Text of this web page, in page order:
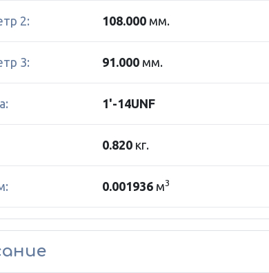
2: 108.000 мм.
3: 91.000 мм.
1'-14UNF
0.820 кг.
0.001936 м3